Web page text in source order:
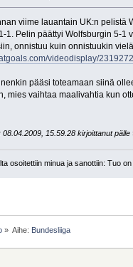
viime lauantain UK:n pelistä
1. Pelin päättyi Wolfsburgin 5-1
onnistuu kuin onnistuukin
videodisplay/
pääsi toteamaan siinä
mies vaihtaa maalivahtia kun
08.04.2009, 15.59.28 kirjoittanut pälle
osoitettiin minua ja sanottiin: Tuo
» Aihe: Bundesliiga